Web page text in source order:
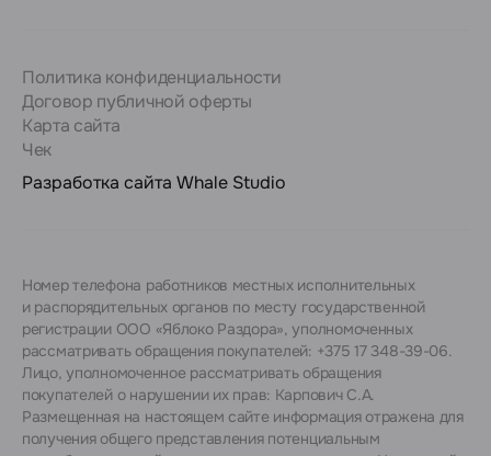
Политика конфиденциальности
Договор публичной оферты
Карта сайта
Чек
Разработка сайта Whale Studio
Номер телефона работников местных исполнительных
и распорядительных органов по месту государственной
регистрации ООО «Яблоко Раздора», уполномоченных
рассматривать обращения покупателей: +375 17 348-39-06.
Лицо, уполномоченное рассматривать обращения
покупателей о нарушении их прав: Карпович С.А.
Размещенная на настоящем сайте информация отражена для
получения общего представления потенциальным